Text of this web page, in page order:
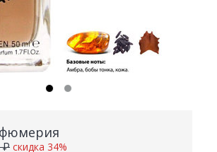
₽ скидка 34%